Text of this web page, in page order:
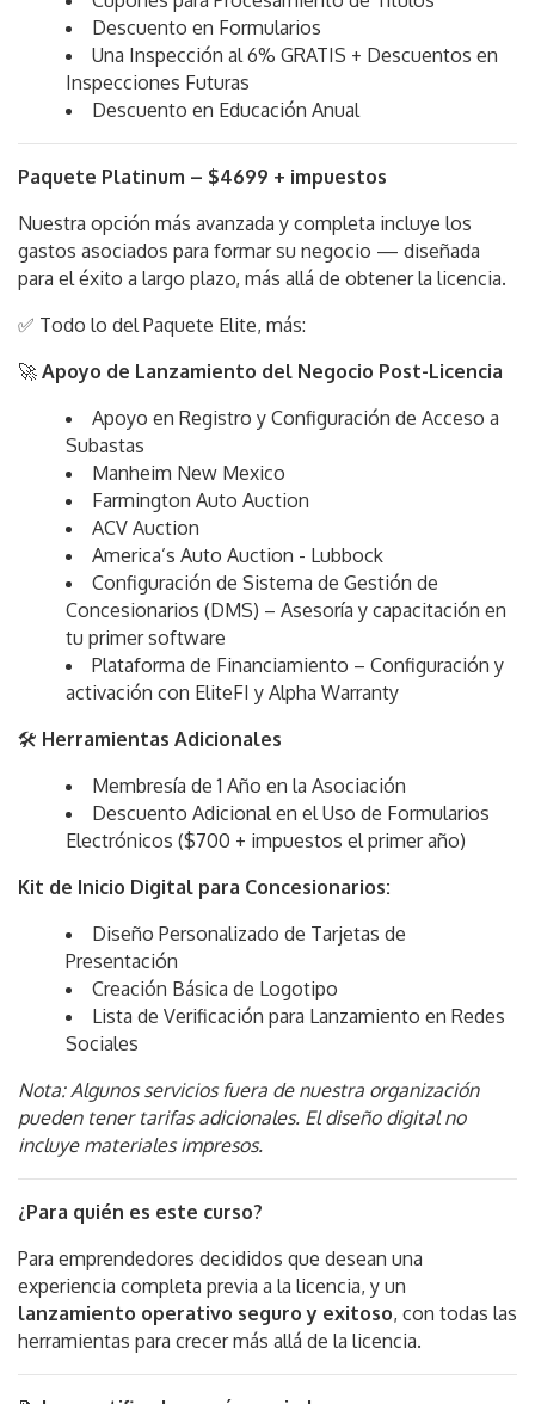
Descuento en Formularios
Una Inspección al 6% GRATIS + Descuentos en
Inspecciones Futuras
Descuento en Educación Anual
Paquete Platinum – $4699 + impuestos
Nuestra opción más avanzada y completa incluye los
gastos asociados para formar su negocio — diseñada
para el éxito a largo plazo, más allá de obtener la licencia.
✅ Todo lo del Paquete Elite, más:
🚀 Apoyo de Lanzamiento del Negocio Post-Licencia
Apoyo en Registro y Configuración de Acceso a
Subastas
Manheim New Mexico
Farmington Auto Auction
ACV Auction
America’s Auto Auction - Lubbock
Configuración de Sistema de Gestión de
Concesionarios (DMS) – Asesoría y capacitación en
tu primer software
Plataforma de Financiamiento – Configuración y
activación con EliteFI y Alpha Warranty
🛠️ Herramientas Adicionales
Membresía de 1 Año en la Asociación
Descuento Adicional en el Uso de Formularios
Electrónicos ($700 + impuestos el primer año)
Kit de Inicio Digital para Concesionarios:
Diseño Personalizado de Tarjetas de
Presentación
Creación Básica de Logotipo
Lista de Verificación para Lanzamiento en Redes
Sociales
Nota: Algunos servicios fuera de nuestra organización
pueden tener tarifas adicionales. El diseño digital no
incluye materiales impresos.
¿Para quién es este curso?
Para emprendedores decididos que desean una
experiencia completa previa a la licencia, y un
lanzamiento operativo seguro y exitoso, con todas las
herramientas para crecer más allá de la licencia.